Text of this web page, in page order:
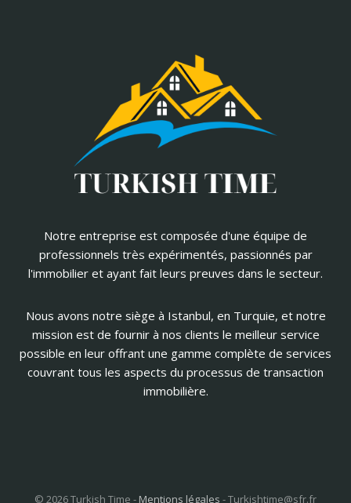
Notre entreprise est composée d'une équipe de
professionnels très expérimentés, passionnés par
l'immobilier et ayant fait leurs preuves dans le secteur.
Nous avons notre siège à Istanbul, en Turquie, et notre
mission est de fournir à nos clients le meilleur service
possible en leur offrant une gamme complète de services
couvrant tous les aspects du processus de transaction
immobilière.
© 2026 Turkish Time - Mentions légales -Turkishtime@sfr.fr